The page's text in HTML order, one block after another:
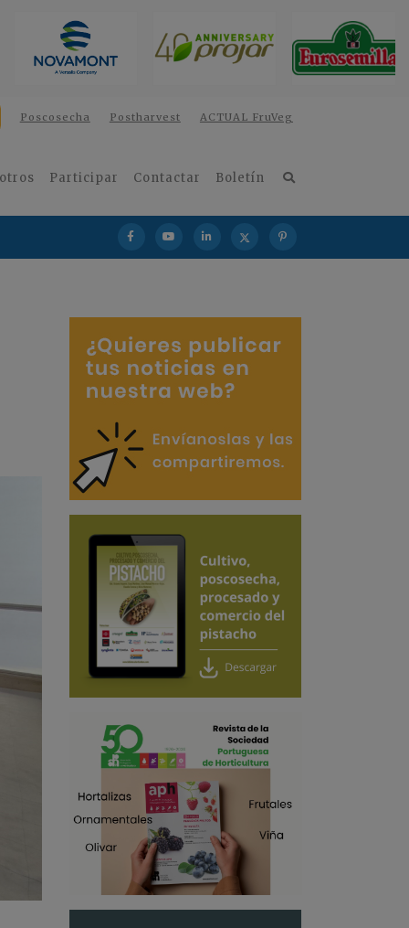
Poscosecha Postharvest ACTUAL FruVeg
Participar Contactar Boletín